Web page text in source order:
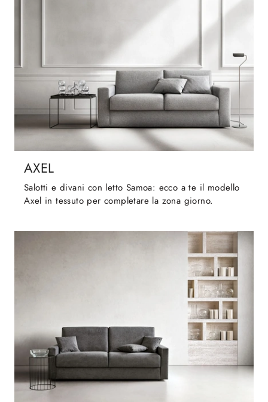
AXEL
Salotti e divani con letto Samoa: ecco a te il modello
Axel in tessuto per completare la zona giorno.